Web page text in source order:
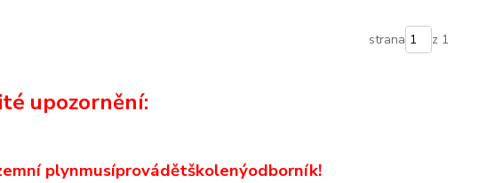
strana z 1
upozornění:
plynmusíprovádětškolenýodborník!